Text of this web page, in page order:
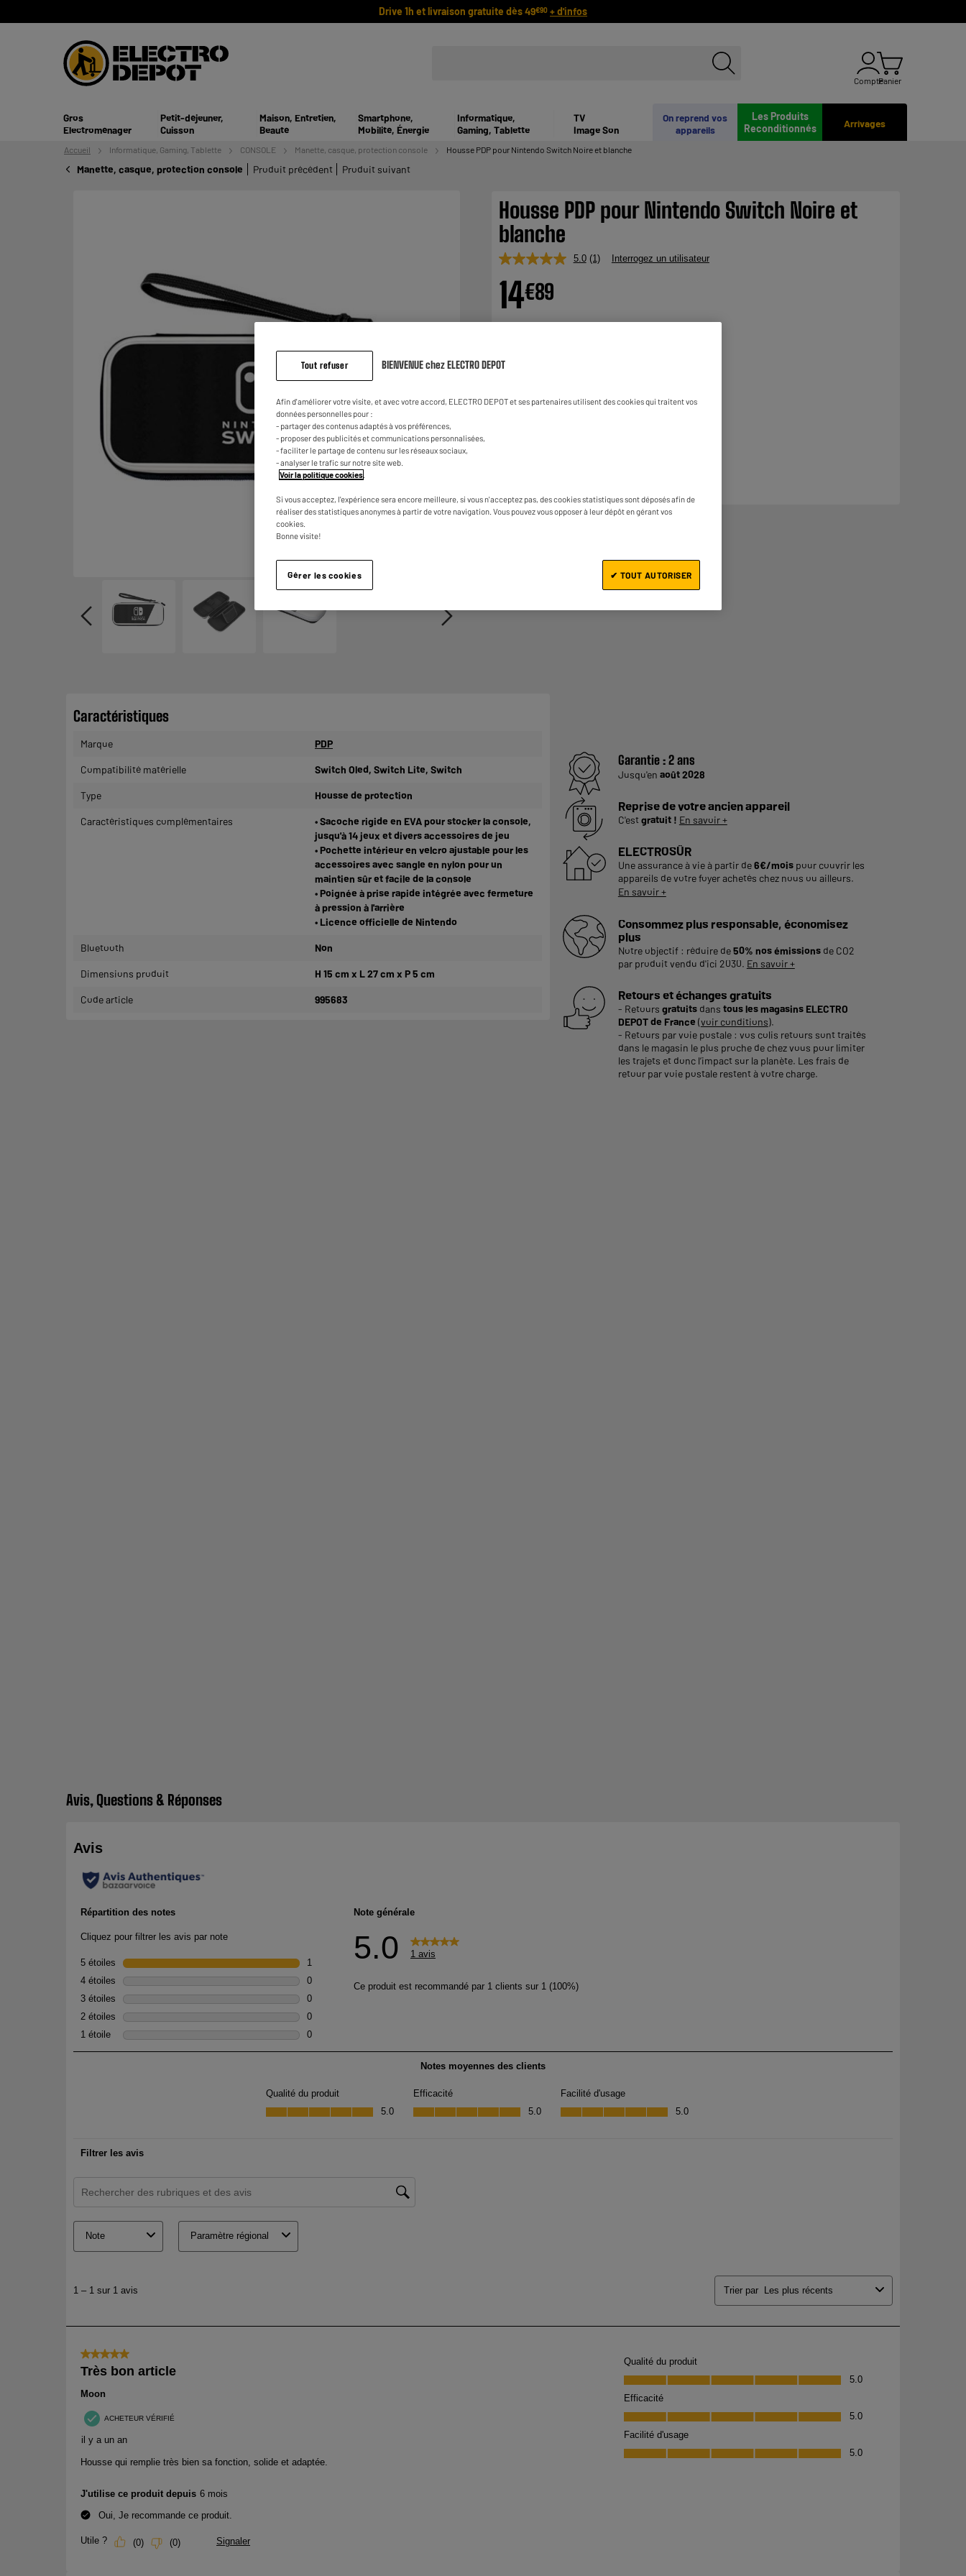
Drive 1h et livraison gratuite dès 49€90 + d'infos
ComptePanier
Arrivages
Les Produits
Reconditionnés
On reprend vos
appareils
Gros
Electroménager
Petit-déjeuner,
Cuisson
Maison, Entretien,
Beauté
Smartphone,
Mobilité, Énergie
Informatique,
Gaming, Tablette
TV
Image Son
Accueil Informatique, Gaming, Tablette CONSOLE Manette, casque, protection console Housse PDP pour Nintendo Switch Noire et blanche
Manette, casque, protection console Produit précédent Produit suivant
Housse PDP pour Nintendo Switch Noire et
blanche
5.0 Lire
la
(1) Interrogez un utilisateur
14€89
Garantie :2 ans
Jusqu'en août 2028
Reprise de votre ancien appareil
C'estgratuit ! En savoir +
ELECTROSÛR
Une assurance à vie à partir de6€/moispour couvrir les
appareils de votre foyer achetés chez nous ou ailleurs.
En savoir +
Consommez plus responsable, économisez
plus
Notre objectif : réduire de50% nos émissionsde CO2
par produit vendu d'ici 2030. En savoir +
Retours et échanges gratuits
- Retours gratuitsdans tous les magasins ELECTRO
DEPOT de France (voir conditions).
- Retours par voie postale : vos colis retours sont traités
dans le magasin le plus proche de chez vous pour limiter
les trajets et donc l’impact sur la planète. Les frais de
retour par voie postale restent à votre charge.
Caractéristiques
Marque PDP
Compatibilité matérielle Switch Oled, Switch Lite, Switch
Type Housse de protection
Caractéristiques complémentaires
• Sacoche rigide en EVA pour stocker la console,
jusqu'à 14 jeux et divers accessoires de jeu
• Pochette intérieur en velcro ajustable pour les
accessoires avec sangle en nylon pour un
maintien sûr et facile de la console
• Poignée à prise rapide intégrée avec fermeture
à pression à l'arrière
• Licence officielle de Nintendo
Bluetooth Non
Dimensions produit H 15 cm x L 27 cm x P 5 cm
Code article 995683
Avis, Questions & Réponses
Tout refuser BIENVENUE chez ELECTRO DEPOT
Afin d'améliorer votre visite, et avec votre accord, ELECTRO DEPOT et ses partenaires utilisent des cookies qui traitent vos
données personnelles pour :
- partager des contenus adaptés à vos préférences,
- proposer des publicités et communications personnalisées,
- faciliter le partage de contenu sur les réseaux sociaux,
- analyser le trafic sur notre site web.
Voir la politique cookies
Si vous acceptez, l'expérience sera encore meilleure, si vous n'acceptez pas, des cookies statistiques sont déposés afin de
réaliser des statistiques anonymes à partir de votre navigation. Vous pouvez vous opposer à leur dépôt en gérant vos
cookies.
Bonne visite!
Gérer les cookies ✔ TOUT AUTORISER